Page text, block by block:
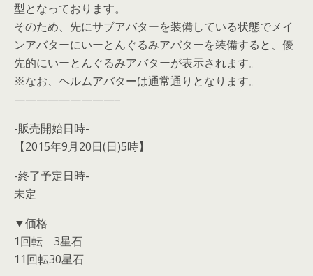
型となっております。
そのため、先にサブアバターを装備している状態でメイ
ンアバターにいーとんぐるみアバターを装備すると、優
先的にいーとんぐるみアバターが表示されます。
※なお、ヘルムアバターは通常通りとなります。
—————————–
-販売開始日時-
【2015年9月20日(日)5時】
-終了予定日時-
未定
▼価格
1回転 3星石
11回転30星石